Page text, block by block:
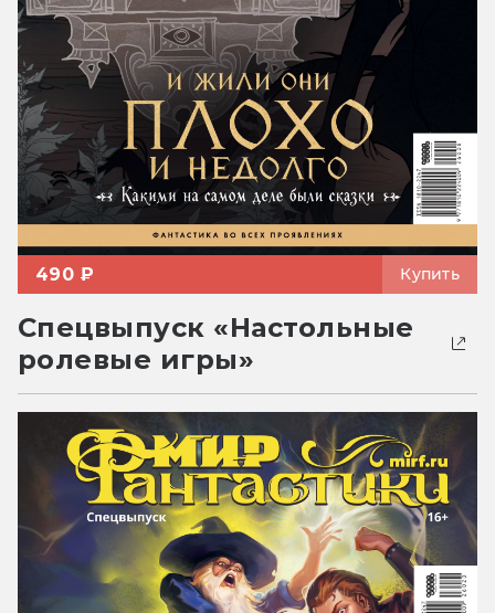
490 ₽ Купить
Спецвыпуск «Настольные
ролевые игры»